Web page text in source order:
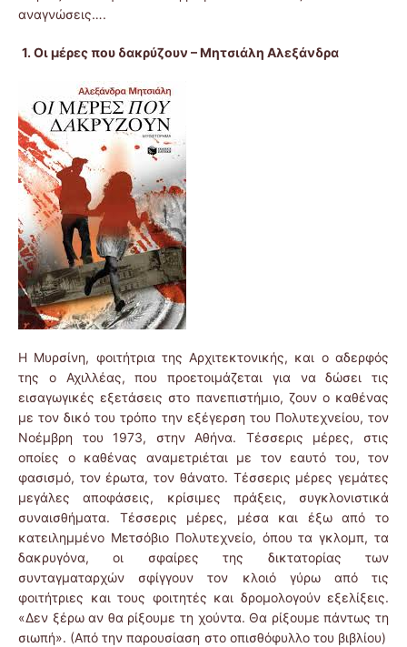
αναγνώσεις….
1. Οι μέρες που δακρύζουν – Μητσιάλη Αλεξάνδρα
Η Μυρσίνη, φοιτήτρια της Αρχιτεκτονικής, και ο αδερφός
της ο Αχιλλέας, που προετοιμάζεται για να δώσει τις
εισαγωγικές εξετάσεις στο πανεπιστήμιο, ζουν ο καθένας
με τον δικό του τρόπο την εξέγερση του Πολυτεχνείου, τον
Νοέμβρη του 1973, στην Αθήνα. Τέσσερις μέρες, στις
οποίες ο καθένας αναμετριέται με τον εαυτό του, τον
φασισμό, τον έρωτα, τον θάνατο. Τέσσερις μέρες γεμάτες
μεγάλες αποφάσεις, κρίσιμες πράξεις, συγκλονιστικά
συναισθήματα. Τέσσερις μέρες, μέσα και έξω από το
κατειλημμένο Μετσόβιο Πολυτεχνείο, όπου τα γκλομπ, τα
δακρυγόνα, οι σφαίρες της δικτατορίας των
συνταγματαρχών σφίγγουν τον κλοιό γύρω από τις
φοιτήτριες και τους φοιτητές και δρομολογούν εξελίξεις.
«Δεν ξέρω αν θα ρίξουμε τη χούντα. Θα ρίξουμε πάντως τη
σιωπή». (Από την παρουσίαση στο οπισθόφυλλο του βιβλίου)